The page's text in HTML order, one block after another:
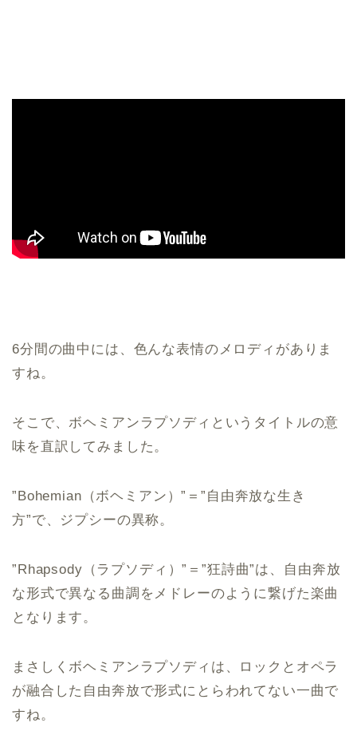
6分間の曲中には、色んな表情のメロディがありま
すね。
そこで、ボヘミアンラプソディというタイトルの意
味を直訳してみました。
”Bohemian（ボヘミアン）”＝”自由奔放な生き
方”で、ジプシーの異称。
”Rhapsody（ラプソディ）”＝”狂詩曲”は、自由奔放
な形式で異なる曲調をメドレーのように繋げた楽曲
となります。
まさしくボヘミアンラプソディは、ロックとオペラ
が融合した自由奔放で形式にとらわれてない一曲で
すね。